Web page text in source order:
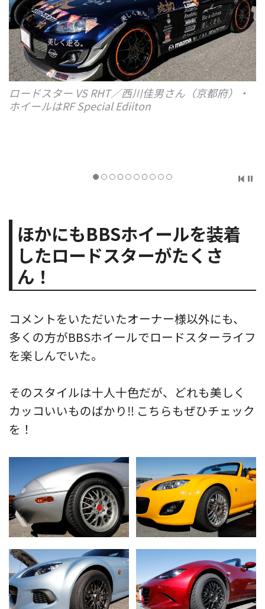
ロードスター VS RHT／西川佳男さん（京都府）・
ホイールはRF Special Ediiton
ほかにもBBSホイールを装着
したロードスターがたくさ
ん！
コメントをいただいたオーナー様以外にも、
多くの方がBBSホイールでロードスターライフ
を楽しんでいた。
そのスタイルは十人十色だが、どれも美しく
カッコいいものばかり‼︎ こちらもぜひチェック
を！